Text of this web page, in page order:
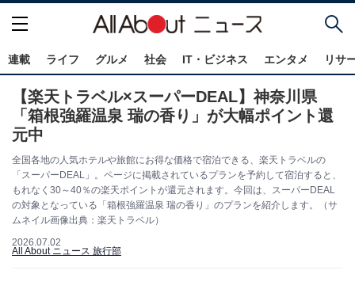
連載 ライフ グルメ 社会 IT・ビジネス エンタメ リサ
【楽天トラベル×スーパーDEAL】神奈川県
「箱根強羅温泉 瑞の香り」が大幅ポイント還
元中
全国各地の人気ホテルや旅館にお得な価格で宿泊できる、楽天トラベルの
「スーパーDEAL」。ページに掲載されているプランを予約して宿泊すると、
もれなく30～40％の楽天ポイントが還元されます。今回は、スーパーDEAL
の対象となっている「箱根強羅温泉 瑞の香り」のプランを紹介します。（サ
ムネイル画像出典：楽天トラベル）
2026.07.02
All About ニュース 旅行部